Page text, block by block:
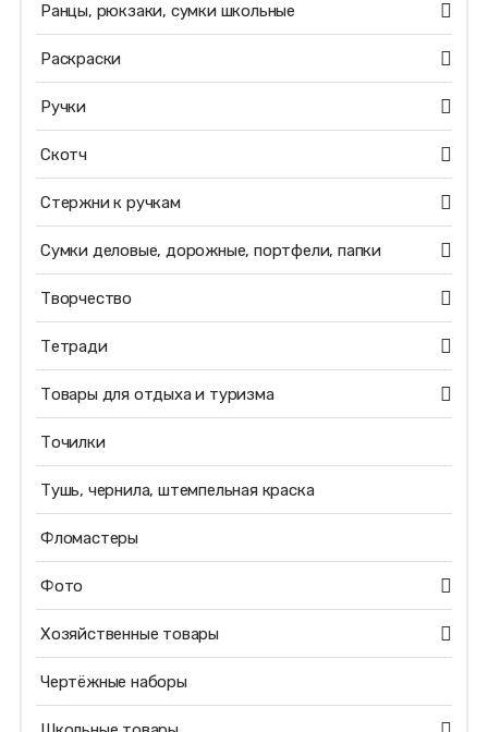
Ранцы, рюкзаки, сумки школьные
Раскраски
Ручки
Скотч
Стержни к ручкам
Сумки деловые, дорожные, портфели, папки
Творчество
Тетради
Товары для отдыха и туризма
Точилки
Тушь, чернила, штемпельная краска
Фломастеры
Фото
Хозяйственные товары
Чертёжные наборы